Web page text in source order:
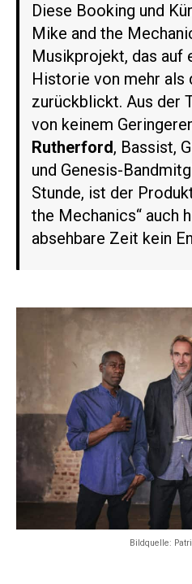
Diese Booking und
Mike and the
Musikprojekt, das auf
Historie von mehr als
zurückblickt. Aus der
von keinem
Rutherford, Bassist,
und Genesis-
Stunde, ist der
the Mechanics“ auch
absehbare Zeit kein
Bildquelle: